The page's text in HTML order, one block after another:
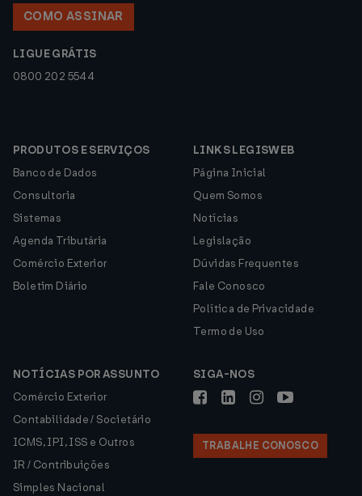
COMO ASSINAR
LIGUE GRÁTIS
0800 202 5544
PRODUTOS E SERVIÇOS
Banco de Dados
Consultoria
Sistemas
Agenda Tributária
Comércio Exterior
Boletim Diário
LINKS LEGISWEB
Página Inicial
Quem Somos
Notícias
Legislação
Dúvidas Frequentes
Fale Conosco
Política de Privacidade
Termo de Uso
NOTÍCIAS POR ASSUNTO
Comércio Exterior
Contabilidade / Societário
ICMS, IPI, ISS e Outros
IR / Contribuições
Simples Nacional
SIGA-NOS
TRABALHE CONOSCO